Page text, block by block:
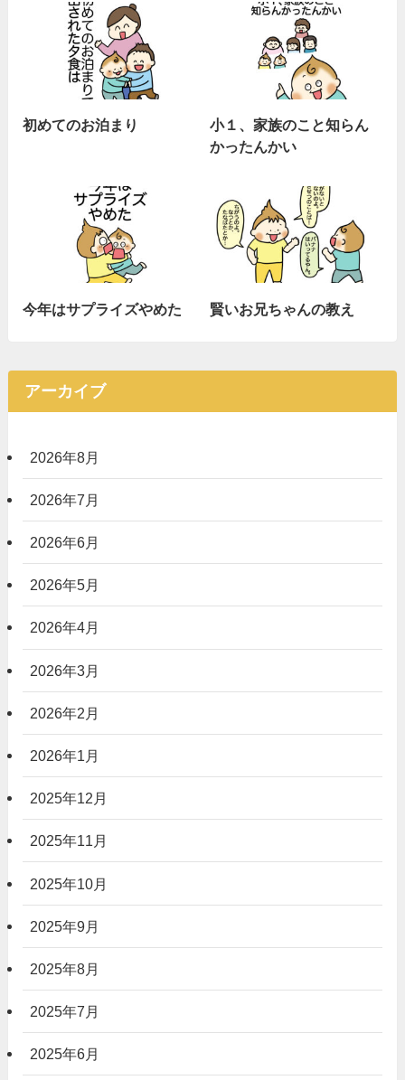
初めてのお泊まり
小１、家族のこと知らん
かったんかい
今年はサプライズやめた 賢いお兄ちゃんの教え
アーカイブ
2026年8月
2026年7月
2026年6月
2026年5月
2026年4月
2026年3月
2026年2月
2026年1月
2025年12月
2025年11月
2025年10月
2025年9月
2025年8月
2025年7月
2025年6月